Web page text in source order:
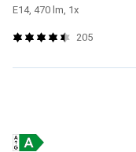
E14, 470 lm, 1x
205